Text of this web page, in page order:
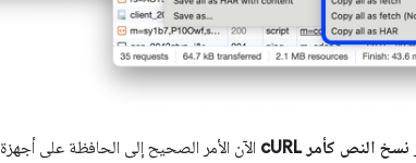
نسخ النص كأمر cURL الآن الأمر الصحيح إلى الحافظة على أجهزة Windows.